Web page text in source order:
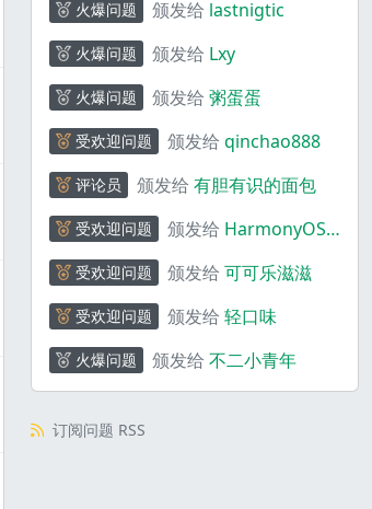
火爆问题 颁发给 lastnigtic
火爆问题 颁发给 Lxy
火爆问题 颁发给 粥蛋蛋
受欢迎问题 颁发给 qinchao888
评论员 颁发给 有胆有识的面包
受欢迎问题 颁发给 HarmonyOS
受欢迎问题 颁发给 可可乐滋滋
受欢迎问题 颁发给 轻口味
火爆问题 颁发给 不二小青年
订阅问题 RSS